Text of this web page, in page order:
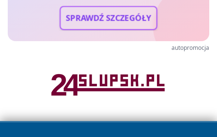
SPRAWDŹ SZCZEGÓŁY
autopromocja